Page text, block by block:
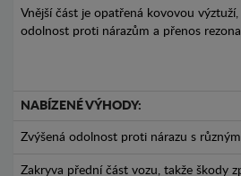
Vnější část je opatřená kovovou
odolnost proti nárazům a přenos
NABÍZENÉ VÝHODY:
Zvýšená odolnost proti nárazu s
Zakryva přední část vozu, takže škody